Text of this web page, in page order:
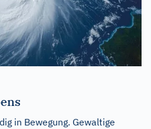
in Bewegung. Gewaltige